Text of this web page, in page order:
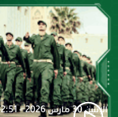
الإثنين 30 مارس 2026 - 2:51